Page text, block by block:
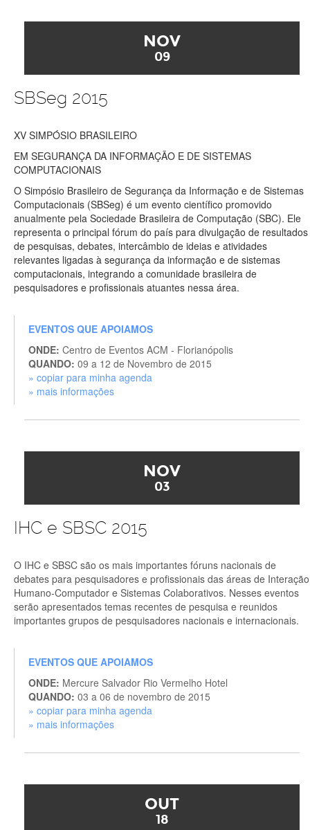
NOV
09
SBSeg 2015
XV SIMPÓSIO BRASILEIRO
EM SEGURANÇA DA INFORMAÇÃO E DE SISTEMAS
COMPUTACIONAIS
O Simpósio Brasileiro de Segurança da Informação e de Sistemas
Computacionais (SBSeg) é um evento científico promovido
anualmente pela Sociedade Brasileira de Computação (SBC). Ele
representa o principal fórum do país para divulgação de resultados
de pesquisas, debates, intercâmbio de ideias e atividades
relevantes ligadas à segurança da informação e de sistemas
computacionais, integrando a comunidade brasileira de
pesquisadores e profissionais atuantes nessa área.
EVENTOS QUE APOIAMOS
ONDE: Centro de Eventos ACM - Florianópolis
QUANDO: 09 a 12 de Novembro de 2015
» copiar para minha agenda
» mais informações
NOV
03
IHC e SBSC 2015
O IHC e SBSC são os mais importantes fóruns nacionais de
debates para pesquisadores e profissionais das áreas de Interação
Humano-Computador e Sistemas Colaborativos. Nesses eventos
serão apresentados temas recentes de pesquisa e reunidos
importantes grupos de pesquisadores nacionais e internacionais.
EVENTOS QUE APOIAMOS
ONDE: Mercure Salvador Rio Vermelho Hotel
QUANDO: 03 a 06 de novembro de 2015
» copiar para minha agenda
» mais informações
OUT
18